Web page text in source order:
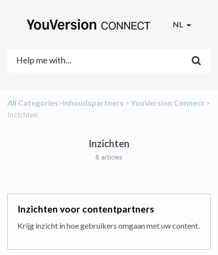
NL
All Categories​>​​Inhoudspartners ​ > ​ ​YouVersion Connect ​ >
​Inzichten
Inzichten
6 articles
Inzichten voor contentpartners
Krijg inzicht in hoe gebruikers omgaan met uw content.